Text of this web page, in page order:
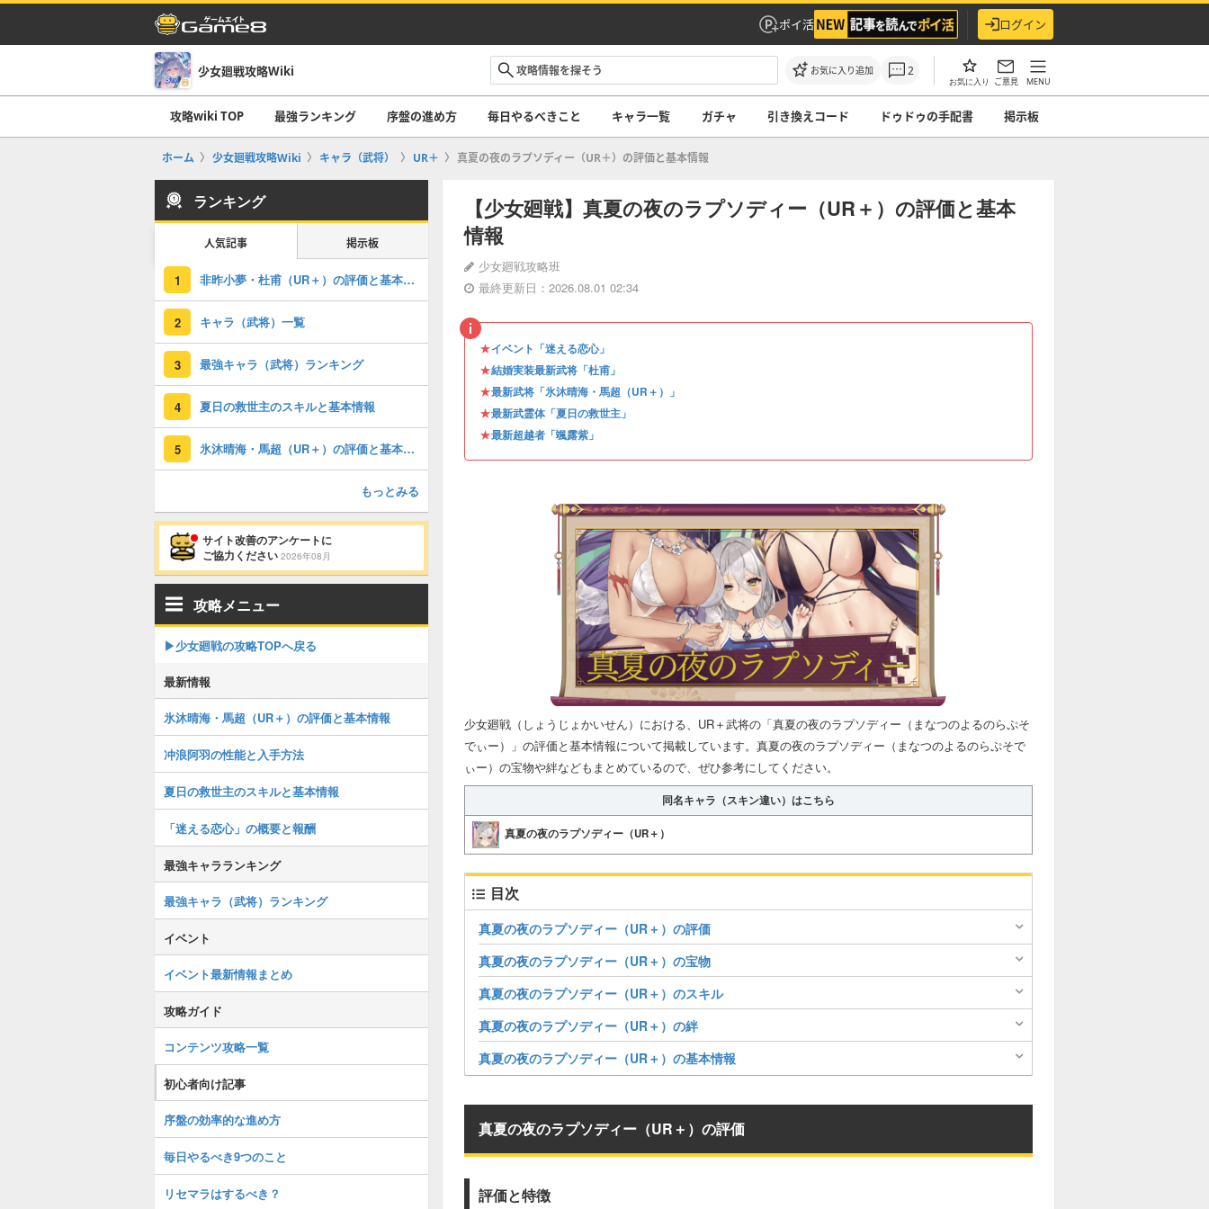
ポイ活 ログイン
少女廻戦攻略Wiki お気に入り追加 2
お気に入り ご意見 MENU
攻略wiki TOP 最強ランキング 序盤の進め方 毎日やるべきこと キャラ一覧 ガチャ 引き換えコード ドゥドゥの手配書 掲示板
ホーム 少女廻戦攻略Wiki キャラ（武将） UR＋ 真夏の夜のラプソディー（UR＋）の評価と基本情報
【少女廻戦】真夏の夜のラプソディー（UR＋）の評価と基本
情報
少女廻戦攻略班
最終更新日：2026.08.01 02:34
★イベント「迷える恋心」
★結婚実装最新武将「杜甫」
★最新武将「氷沐晴海・馬超（UR＋）」
★最新武霊体「夏日の救世主」
★最新超越者「颯露紫」
少女廻戦（しょうじょかいせん）における、UR＋武将の「真夏の夜のラプソディー（まなつのよるのらぷそ
でぃー）」の評価と基本情報について掲載しています。真夏の夜のラプソディー（まなつのよるのらぷそで
ぃー）の宝物や絆などもまとめているので、ぜひ参考にしてください。
同名キャラ（スキン違い）はこちら
真夏の夜のラプソディー（UR＋）
目次
真夏の夜のラプソディー（UR＋）の評価
真夏の夜のラプソディー（UR＋）の宝物
真夏の夜のラプソディー（UR＋）のスキル
真夏の夜のラプソディー（UR＋）の絆
真夏の夜のラプソディー（UR＋）の基本情報
真夏の夜のラプソディー（UR＋）の評価
評価と特徴
ランキング
人気記事 掲示板
1 非昨小夢・杜甫（UR＋）の評価と基本情報
2 キャラ（武将）一覧
3 最強キャラ（武将）ランキング
4 夏日の救世主のスキルと基本情報
5 氷沐晴海・馬超（UR＋）の評価と基本情報
もっとみる
サイト改善のアンケートに
ご協力ください 2026年08月
攻略メニュー
▶︎少女廻戦の攻略TOPへ戻る
最新情報
氷沐晴海・馬超（UR＋）の評価と基本情報
冲浪阿羽の性能と入手方法
夏日の救世主のスキルと基本情報
「迷える恋心」の概要と報酬
最強キャラランキング
最強キャラ（武将）ランキング
イベント
イベント最新情報まとめ
攻略ガイド
コンテンツ攻略一覧
初心者向け記事
序盤の効率的な進め方
毎日やるべき9つのこと
リセマラはするべき？